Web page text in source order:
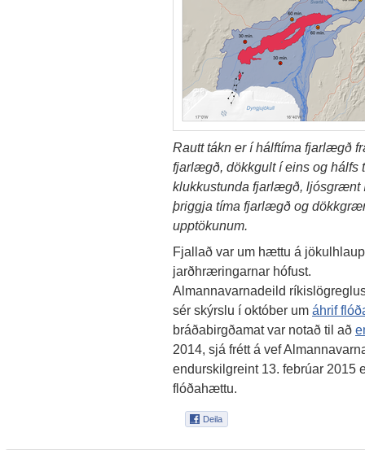
Rautt tákn er í hálftíma fjarlægð
fjarlægð, dökkgult í eins og
klukkustunda fjarlægð, ljósgrænt
þriggja tíma fjarlægð og
upptökunum.
Fjallað var um hættu á
jarðhræringarnar hófust.
Almannavarnadeild
sér skýrslu í október um áhrif
bráðabirgðamat var notað til að
2014, sjá frétt á vef
endurskilgreint 13. febrúar 2015
flóðahættu.